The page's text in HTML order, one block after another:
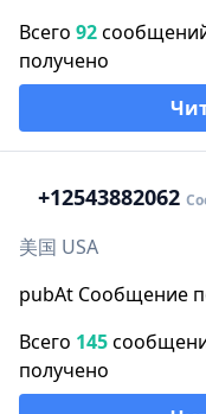
Всего 92
получено
+12543882062
美国 USA
pubAt Сообщение
Всего 145
получено